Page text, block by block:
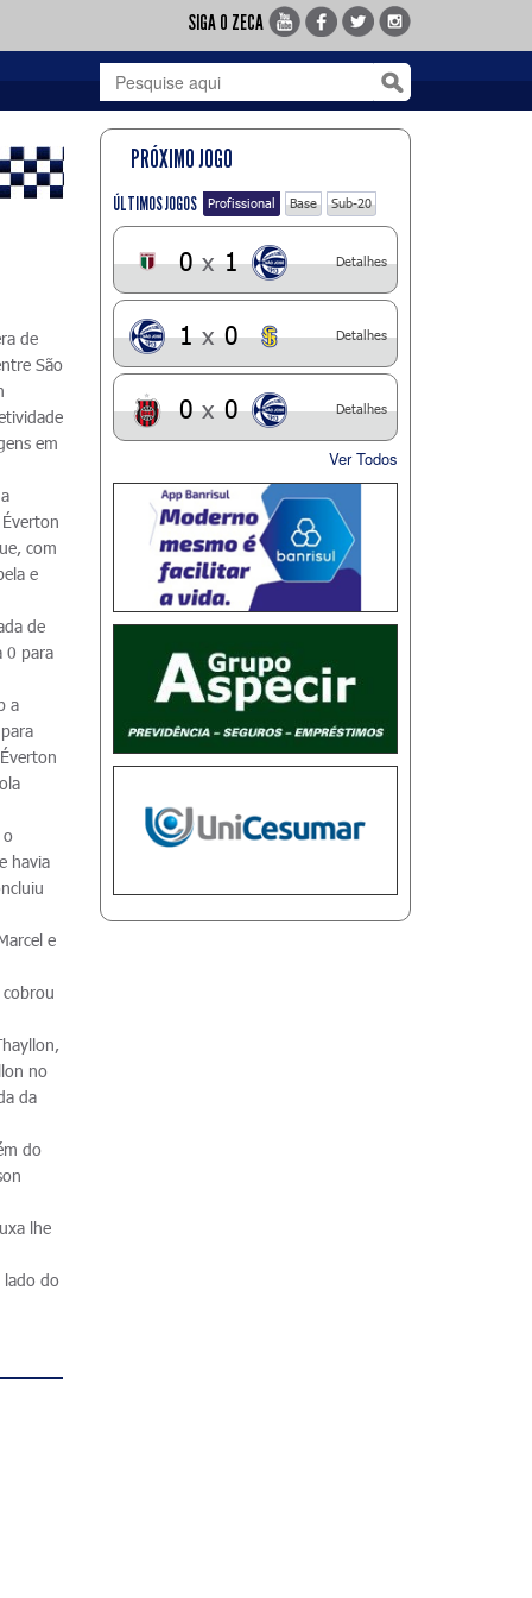
SIGA O ZECA
de
São
em
com
e
de
0 para
a
havia
e
no
da
do
lhe
do
PRÓXIMO JOGO
ÚLTIMOS JOGOS Profissional Base Sub-20
0 x 1 Detalhes
1 x 0 Detalhes
0 x 0 Detalhes
Ver Todos